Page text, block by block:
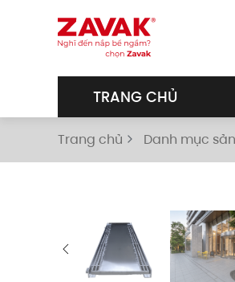
Skip to main content
TRANG CHỦ
Trang chủ Danh mục